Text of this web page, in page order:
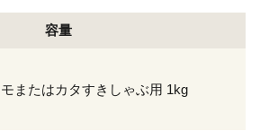
容量
またはカタすきしゃぶ用 1kg